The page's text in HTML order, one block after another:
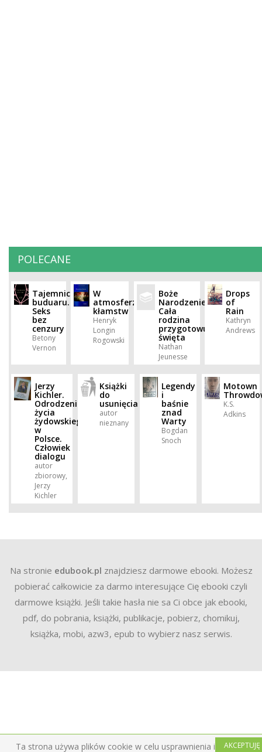
Ta strona używa plików cookie w celu usprawnienia i ułatwienia
AKCEPTUJĘ
POLECANE
Tajemnice
buduaru.
Seks
bez
cenzury
Betony
Vernon
W
atmosferze
kłamstw
Henryk
Longin
Rogowski
Boże
Narodzenie.
Cała
rodzina
przygotowuje
święta
Nathan
Jeunesse
Drops
of
Rain
Kathryn
Andrews
Jerzy
Kichler.
Odrodzenie
życia
żydowskiego
w
Polsce.
Człowiek
dialogu
autor
zbiorowy,
Jerzy
Kichler
Książki
do
usunięcia
autor
nieznany
Legendy
i
baśnie
znad
Warty
Bogdan
Snoch
Motown
K.S.
Adkins
Na stronie edubook.pl znajdziesz darmowe ebooki. Możesz
pobierać całkowicie za darmo interesujące Cię ebooki czyli
darmowe książki. Jeśli takie hasła nie sa Ci obce jak ebooki,
pdf, do pobrania, książki, publikacje, pobierz, chomikuj,
książka, mobi, azw3, epub to wybierz nasz serwis.